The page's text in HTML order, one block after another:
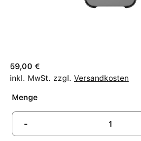
59,00 €
inkl. MwSt. zzgl. Versandkosten
Menge
-